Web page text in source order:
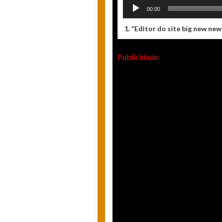
Tocador
áudio
00:00
1. “ Editor do site big new
Publicidade: